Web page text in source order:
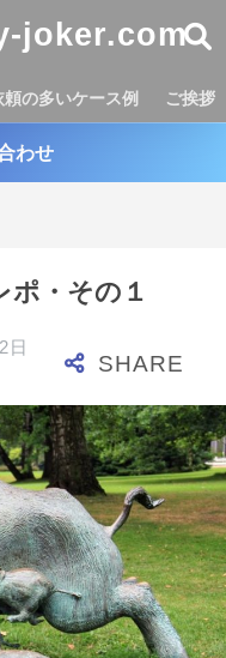
joker.com
頼の多いケース例 ご挨拶
わせ
ポ・その１
日